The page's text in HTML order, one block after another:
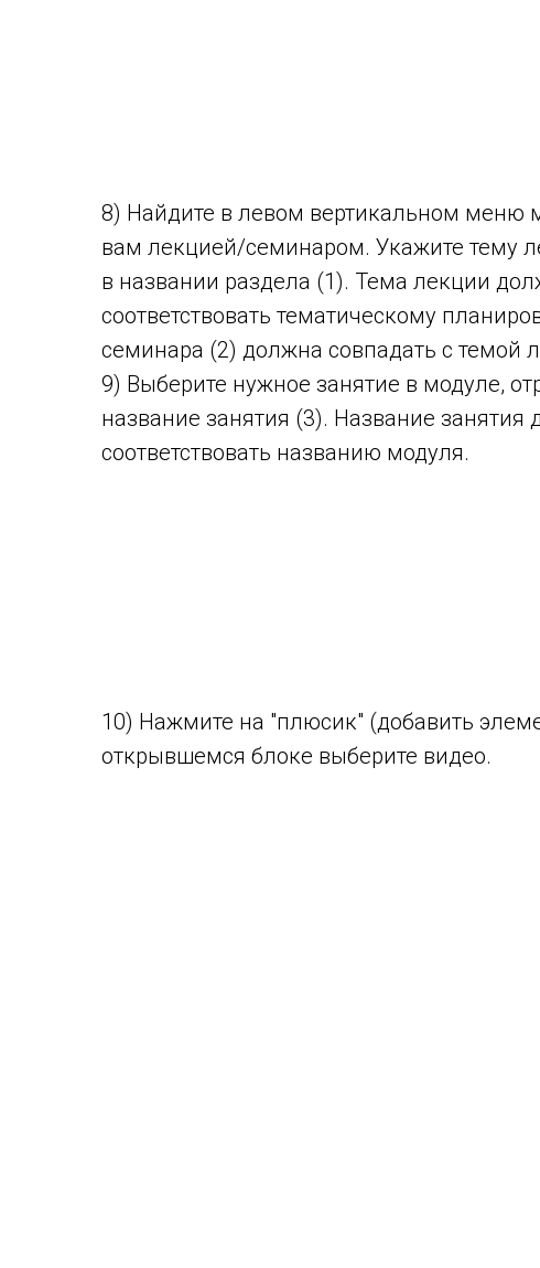
8) Найдите в левом вертикальном меню
вам лекцией/семинаром. Укажите тему
в названии раздела (1). Тема лекции
соответствовать тематическому
семинара (2) должна совпадать с темой
9) Выберите нужное занятие в модуле,
название занятия (3). Название занятия
соответствовать названию модуля.
10) Нажмите на "плюсик" (добавить
открывшемся блоке выберите видео.